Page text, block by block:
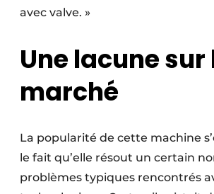
avec valve. »
Une lacune sur
marché
La popularité de cette machine
le fait qu’elle résout un certain
problèmes typiques rencontrés